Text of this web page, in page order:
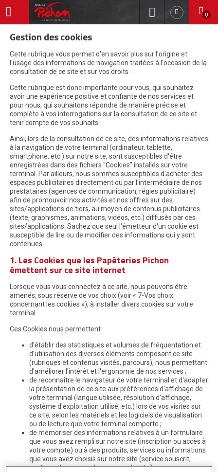
0
Gestion des cookies
Cette rubrique vous permet d'en savoir plus sur l'origine et
l'usage des informations de navigation traitées à l'occasion de la
consultation de ce site et sur vos droits.
Cette rubrique est donc importante pour vous, qui souhaitez
avoir une expérience positive et confiante de nos services et
pour nous, qui souhaitons répondre de manière précise et
complète à vos interrogations sur la consultation de ce site et
tenir compte de vos souhaits.
Ainsi, lors de la consultation de ce site, des informations relatives
à la navigation de votre terminal (ordinateur, tablette,
smartphone, etc.) sur notre site, sont susceptibles d'être
enregistrées dans des fichiers "Cookies" installés sur votre
terminal. Par ailleurs, nous sommes susceptibles d'acheter des
espaces publicitaires directement ou par l'intermédiaire de nos
prestataires (agences de communication, régies publicitaire)
afin de promouvoir nos activités et nos offres sur des
sites/applications de tiers, au moyen de contenus publicitaires
(texte, graphismes, animations, vidéos, etc.) diffusés par ces
sites/applications. Sachez que seul l'émetteur d'un cookie est
susceptible de lire ou de modifier des informations qui y sont
contenues.
1. Les Cookies que les Papèteries Pichon
émettent sur ce site internet
Lorsque vous vous connectez à ce site, nous pouvons être
amenés, sous réserve de vos choix (voir « 7-Vos choix
concernant les cookies »), à installer divers cookies sur votre
terminal.
Ces Cookies nous permettent :
d'établir des statistiques et volumes de fréquentation et
d'utilisation des diverses éléments composant ce site
(rubriques et contenus visités, parcours), nous permettant
d'améliorer l'intérêt et l'ergonomie de nos services ;
de reconnaitre le navigateur de votre terminal et d'adapter
la présentation de ce site aux préférences d'affichage de
votre terminal (langue utilisée, résolution d'affichage,
système d'exploitation utilisé, etc.) lors de vos visites sur
ce site, selon les matériels et les logiciels de visualisation
ou de lecture que votre terminal comporte ;
de mémoriser des informations relatives à un formulaire
que vous avez rempli sur notre site (inscription ou accès à
votre compte) ou à des produits, services ou informations
que vous avez choisis sur notre site (service souscrit,
contenu d'un panier de commande, etc.) ;